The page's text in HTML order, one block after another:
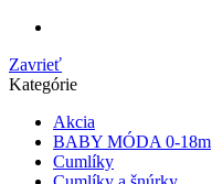
Zavrieť
Kategórie
Akcia
BABY MÓDA 0-18m
Cumlíky